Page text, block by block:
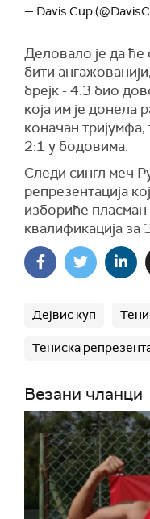
— Davis Cup
Деловало је да ће
бити
брејк - 4:3 био
која им је донела
коначан
2:1 у бодовима.
Следи сингл меч
репрезентација
избориће пласман
квалификација за
Дејвис куп
Тениска
Везани чланци